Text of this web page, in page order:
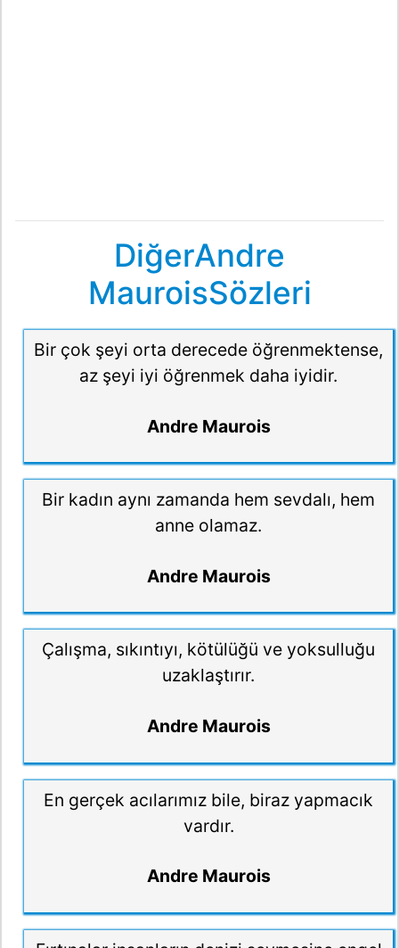
DiğerAndre
MauroisSözleri
Bir çok şeyi orta derecede öğrenmektense,
az şeyi iyi öğrenmek daha iyidir.
Andre Maurois
Bir kadın aynı zamanda hem sevdalı, hem
anne olamaz.
Andre Maurois
Çalışma, sıkıntıyı, kötülüğü ve yoksulluğu
uzaklaştırır.
Andre Maurois
En gerçek acılarımız bile, biraz yapmacık
vardır.
Andre Maurois